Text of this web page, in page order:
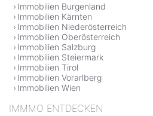
Immobilien Burgenland
Immobilien Kärnten
Immobilien Niederösterreich
Immobilien Oberösterreich
Immobilien Salzburg
Immobilien Steiermark
Immobilien Tirol
Immobilien Vorarlberg
Immobilien Wien
IMMMO ENTDECKEN